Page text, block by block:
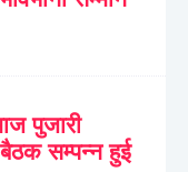
पुजारी
बैठक सम्पन्न हुई